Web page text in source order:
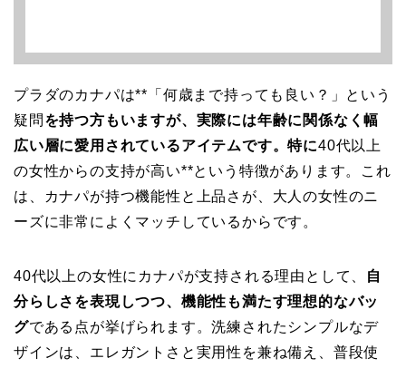
プラダのカナパは**「何歳まで持っても良い？」という
疑問 を持つ方もいますが、実際には年齢に関係なく幅
広い層に愛用されているアイテムです。特に40代以上
の女性からの支持が高い**という特徴があります。これ
は、カナパが持つ機能性と上品さが、大人の女性のニ
ーズに非常によくマッチしているからです。
40代以上の女性にカナパが支持される理由として、
自
分らしさを表現しつつ、機能性も満たす理想的なバッ
グである点が挙げられます。洗練されたシンプルなデ
ザインは、エレガントさと実用性を兼ね備え、普段使